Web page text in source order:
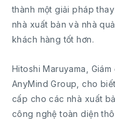
thành một giải pháp
nhà xuất bản và nhà
khách hàng tốt hơn.
Hitoshi Maruyama,
AnyMind Group, cho
cấp cho các nhà xuất
công nghệ toàn diện